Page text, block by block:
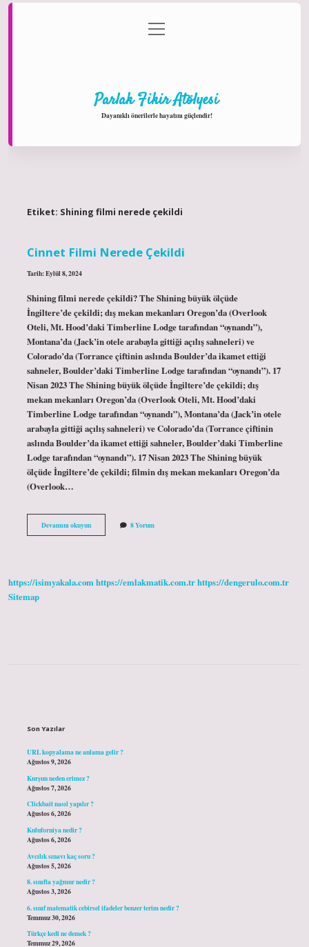
Gizlilik Politikası
menüyü
aç
Parlak Fikir Atölyesi
Dayanıklı önerilerle hayatını güçlendir!
Etiket: Shining filmi nerede çekildi
Cinnet Filmi Nerede Çekildi
Tarih: Eylül 8, 2024
Shining filmi nerede çekildi? The Shining büyük ölçüde
İngiltere’de çekildi; dış mekan mekanları Oregon’da (Overlook
Oteli, Mt. Hood’daki Timberline Lodge tarafından “oynandı”),
Montana’da (Jack’in otele arabayla gittiği açılış sahneleri) ve
Colorado’da (Torrance çiftinin aslında Boulder’da ikamet ettiği
sahneler, Boulder’daki Timberline Lodge tarafından “oynandı”). 17
Nisan 2023 The Shining büyük ölçüde İngiltere’de çekildi; dış
mekan mekanları Oregon’da (Overlook Oteli, Mt. Hood’daki
Timberline Lodge tarafından “oynandı”), Montana’da (Jack’in otele
arabayla gittiği açılış sahneleri) ve Colorado’da (Torrance çiftinin
aslında Boulder’da ikamet ettiği sahneler, Boulder’daki Timberline
Lodge tarafından “oynandı”). 17 Nisan 2023 The Shining büyük
ölçüde İngiltere’de çekildi; filmin dış mekan mekanları Oregon’da
(Overlook…
Devamını okuyunCinnet
Filmi
8 Yorum
https://isimyakala.comhttps://emlakmatik.com.trhttps://dengerulo.com.tr
Sitemap
Son Yazılar
URL kopyalama ne anlama gelir ?
Ağustos 9, 2026
Kurşun neden erimez ?
Ağustos 7, 2026
Clickbait nasıl yapılır ?
Ağustos 6, 2026
Kuluforniya nedir ?
Ağustos 6, 2026
Avcılık sınavı kaç soru ?
Ağustos 5, 2026
8. sınıfta yağmur nedir ?
Ağustos 3, 2026
6. sınıf matematik cebirsel ifadeler benzer terim nedir ?
Temmuz 30, 2026
Türkçe kedi ne demek ?
Temmuz 29, 2026